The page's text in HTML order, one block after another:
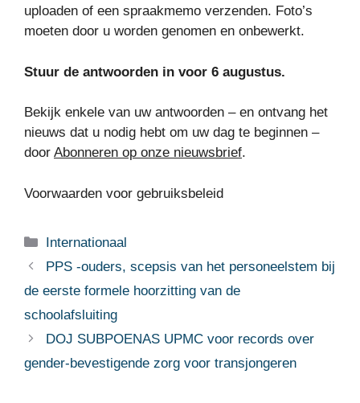
uploaden of een spraakmemo verzenden. Foto’s
moeten door u worden genomen en onbewerkt.
Stuur de antwoorden in voor 6 augustus.
Bekijk enkele van uw antwoorden – en ontvang het
nieuws dat u nodig hebt om uw dag te beginnen –
door Abonneren op onze nieuwsbrief.
Voorwaarden voor gebruiksbeleid
Categorieën
Internationaal
PPS -ouders, scepsis van het personeelstem bij
de eerste formele hoorzitting van de
schoolafsluiting
DOJ SUBPOENAS UPMC voor records over
gender-bevestigende zorg voor transjongeren